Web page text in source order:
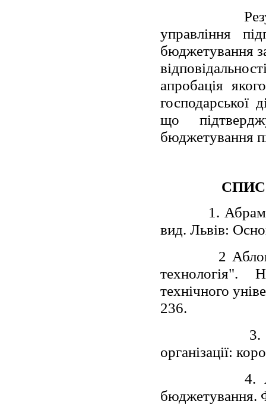
управління
бюджетування
апробація
господарської
що
бюджетування
1.
вид. Львів:
2
технологія".
технічного
236.
3.
організації:
4.
бюджетування.